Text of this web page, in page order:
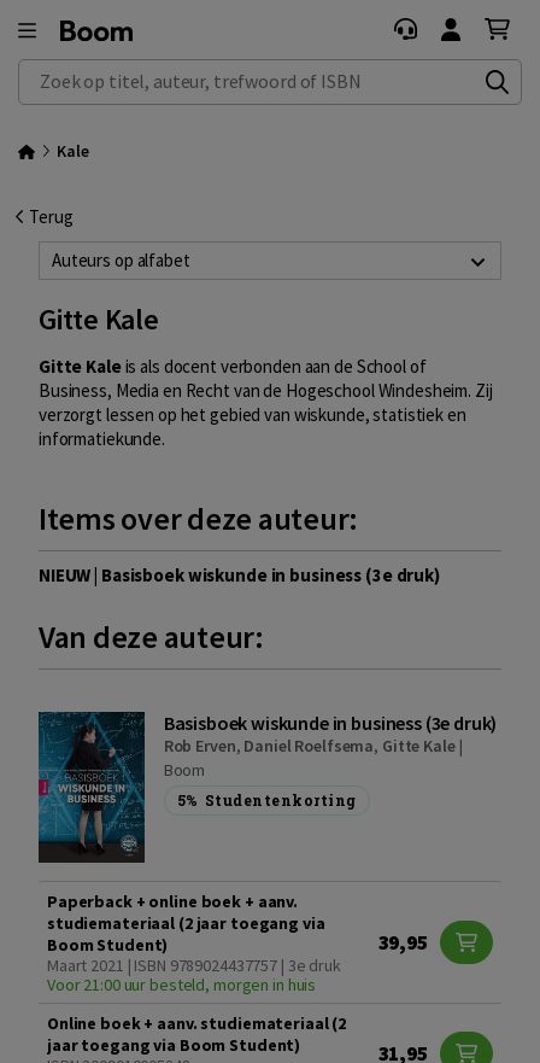
Zoek op titel, auteur, trefwoord of ISBN
Kale
Terug
Auteurs op alfabet
Gitte Kale
Gitte Kaleis als docent verbonden aan de School of
Business, Media en Recht van de Hogeschool Windesheim. Zij
verzorgt lessen op het gebied van wiskunde, statistiek en
informatiekunde.
Items over deze auteur:
NIEUW | Basisboek wiskunde in business (3e druk)
Van deze auteur:
Basisboek wiskunde in business (3e druk)
Rob Erven, Daniel Roelfsema, Gitte Kale|
Boom
5% Studentenkorting
Paperback + online boek + aanv.
studiemateriaal (2 jaar toegang via
Boom Student)
Maart 2021 | ISBN 9789024437757 | 3e druk
Voor 21:00 uur besteld, morgen in huis
39,95
Online boek + aanv. studiemateriaal (2
jaar toegang via Boom Student)
31,95